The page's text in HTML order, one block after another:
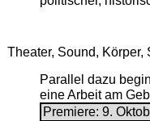
Theater, Sound, Körper,
Parallel dazu
eine Arbeit am
Premiere: 9.